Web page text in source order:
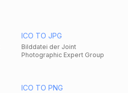
ICO TO JPG
Bilddatei der Joint
Photographic Expert Group
ICO TO PNG